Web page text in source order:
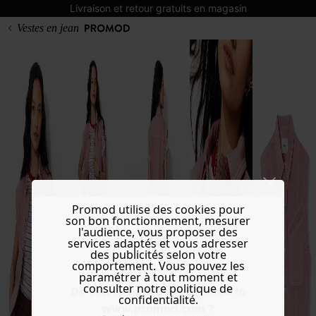
Livraison et retour gratuits en magasin
Do you want to be redirected to
www.promod.com ?
Vestes en jean
Promod utilise des cookies pour
son bon fonctionnement, mesurer
l'audience, vous proposer des
services adaptés et vous adresser
des publicités selon votre
comportement. Vous pouvez les
paramétrer à tout moment et
consulter notre politique de
confidentialité.